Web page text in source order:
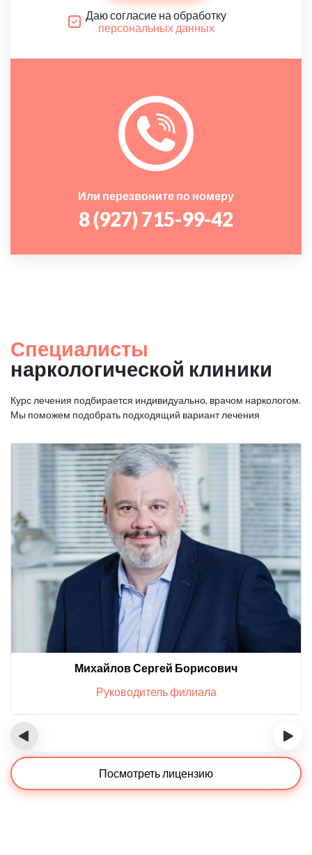
Даю согласие на обработку
персональных данных
Или перезвоните по номеру
8 (927) 715-99-42
Специалисты
наркологической клиники
Курс лечения подбирается индивидуально, врачом наркологом.
Мы поможем подобрать подходящий вариант лечения
Михайлов Сергей Борисович
Руководитель филиала
‹ ›
Посмотреть лицензию